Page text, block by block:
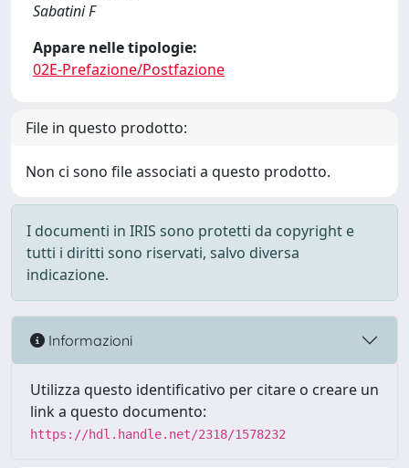
Sabatini F
Appare nelle tipologie:
02E-Prefazione/Postfazione
File in questo prodotto:
Non ci sono file associati a questo prodotto.
I documenti in IRIS sono protetti da copyright e
tutti i diritti sono riservati, salvo diversa
indicazione.
Informazioni
Utilizza questo identificativo per citare o creare un
link a questo documento:
https://hdl.handle.net/2318/1578232